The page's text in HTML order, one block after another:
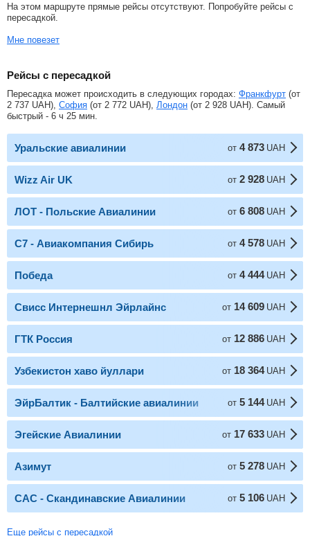
На этом маршруте прямые рейсы отсутствуют. Попробуйте рейсы с
пересадкой.
Мне повезет
Рейсы с пересадкой
Пересадка может происходить в следующих городах: Франкфурт (от
2 737 UAH), София (от 2 772 UAH), Лондон (от 2 928 UAH). Самый
быстрый - 6 ч 25 мин.
Уральские авиалинии от 4 873 UAH
Wizz Air UK от 2 928 UAH
ЛОТ - Польские Авиалинии от 6 808 UAH
С7 - Авиакомпания Сибирь от 4 578 UAH
Победа от 4 444 UAH
Свисс Интернешнл Эйрлайнс от 14 609 UAH
ГТК Россия от 12 886 UAH
Узбекистон хаво йуллари от 18 364 UAH
ЭйрБалтик - Балтийские авиалинии от 5 144 UAH
Эгейские Авиалинии от 17 633 UAH
Азимут от 5 278 UAH
САС - Скандинавские Авиалинии от 5 106 UAH
Еще рейсы с пересадкой